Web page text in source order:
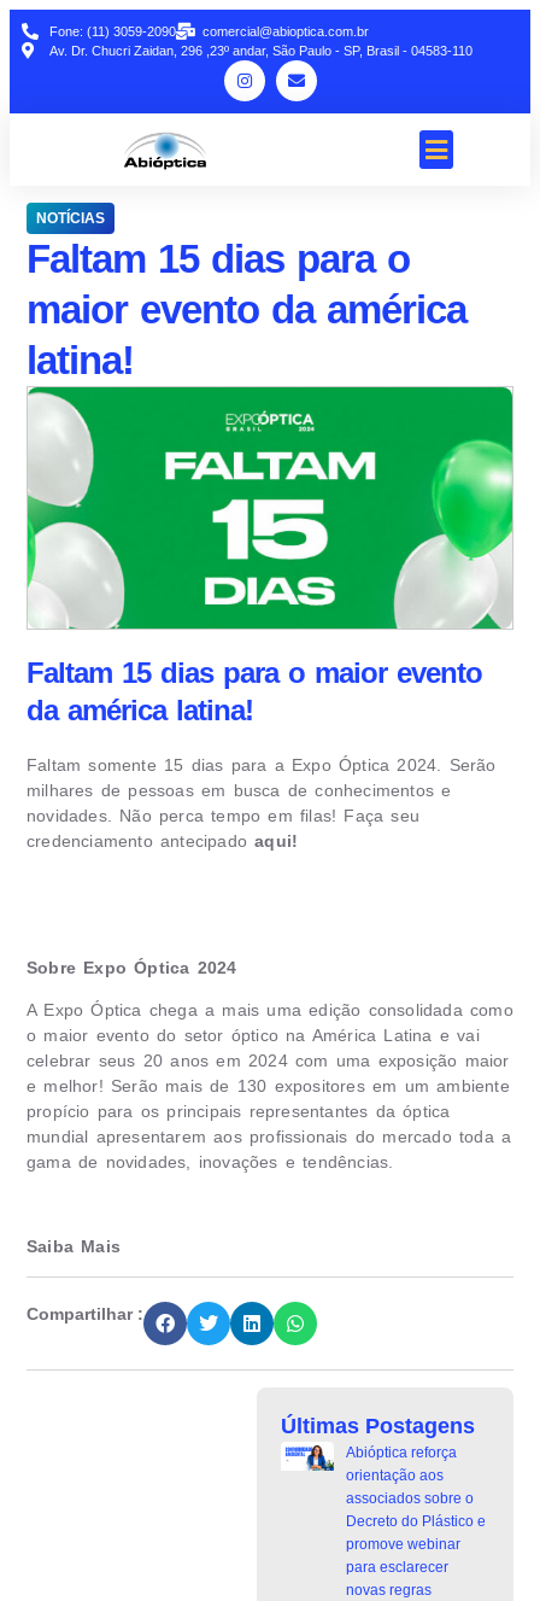
Fone: (11) 3059-2090
comercial@abioptica.com.br
Av. Dr. Chucri Zaidan, 296 ,23º andar, São Paulo - SP, Brasil - 04583-110
NOTÍCIAS
Faltam 15 dias para o
maior evento da américa
latina!
Faltam 15 dias para o maior evento
da américa latina!
Faltam somente 15 dias para a Expo Óptica 2024. Serão
milhares de pessoas em busca de conhecimentos e
novidades. Não perca tempo em filas! Faça seu
credenciamento antecipadoaqui!
Sobre Expo Óptica 2024
A Expo Óptica chega a mais uma edição consolidada como
o maior evento do setor óptico na América Latina e vai
celebrar seus 20 anos em 2024 com uma exposição maior
e melhor! Serão mais de 130 expositores em um ambiente
propício para os principais representantes da óptica
mundial apresentarem aos profissionais do mercado toda a
gama de novidades, inovações e tendências.
Saiba Mais
Compartilhar :
Últimas Postagens
Abióptica reforça
orientação aos
associados sobre o
Decreto do Plástico e
promove webinar
para esclarecer
novas regras